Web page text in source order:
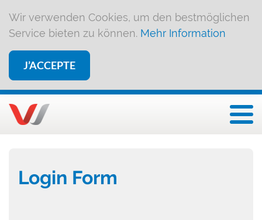
Wir verwenden Cookies, um den bestmöglichen
Service bieten zu können. Mehr Information
J’ACCEPTE
Login Form